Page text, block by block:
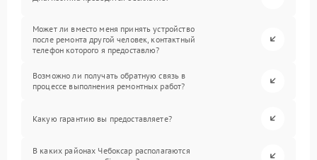
Может ли вместо меня принять устройство
после ремонта другой человек, контактный
телефон которого я предоставлю?
Возможно ли получать обратную связь в
процессе выполнения ремонтных работ?
Какую гарантию вы предоставляете?
В каких районах Чебоксар располагаются